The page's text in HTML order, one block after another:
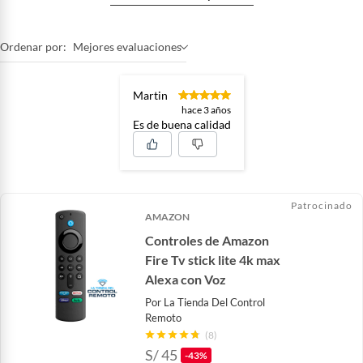
Ordenar por: Mejores evaluaciones
Martin
hace 3 años
Es de buena calidad
AMAZON
Controles de Amazon
Fire Tv stick lite 4k max
Alexa con Voz
Por La Tienda Del Control
Remoto
(8)
S/45 -43%
Patrocinado